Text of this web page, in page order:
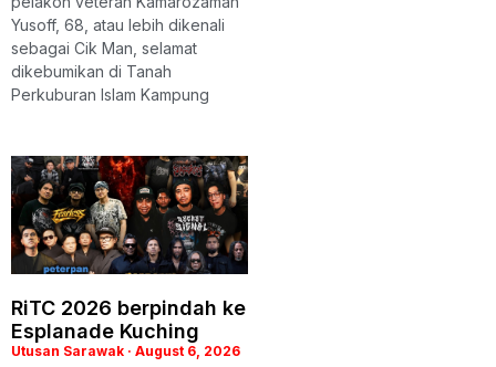
Yusoff, 68, atau lebih dikenali
sebagai Cik Man, selamat
dikebumikan di Tanah
Perkuburan Islam Kampung
RiTC 2026 berpindah ke
Esplanade Kuching
Utusan Sarawak August 6, 2026